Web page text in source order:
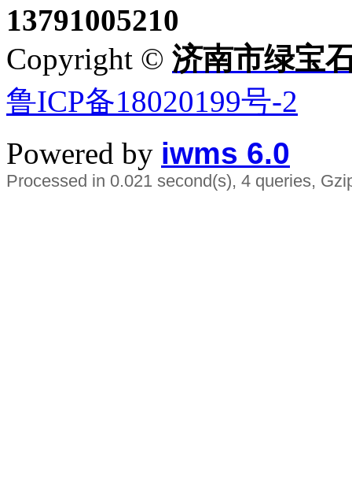
13791005210
Copyright © 济南市绿宝
鲁ICP备18020199号-2
Powered by iwms 6.0
Processed in 0.021 second(s), 4 queries,